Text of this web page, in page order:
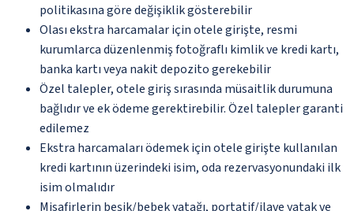
politikasına göre değişiklik gösterebilir
Olası ekstra harcamalar için otele girişte, resmi
kurumlarca düzenlenmiş fotoğraflı kimlik ve kredi kartı,
banka kartı veya nakit depozito gerekebilir
Özel talepler, otele giriş sırasında müsaitlik durumuna
bağlıdır ve ek ödeme gerektirebilir. Özel talepler garanti
edilemez
Ekstra harcamaları ödemek için otele girişte kullanılan
kredi kartının üzerindeki isim, oda rezervasyonundaki ilk
isim olmalıdır
Misafirlerin beşik/bebek yatağı, portatif/ilave yatak ve